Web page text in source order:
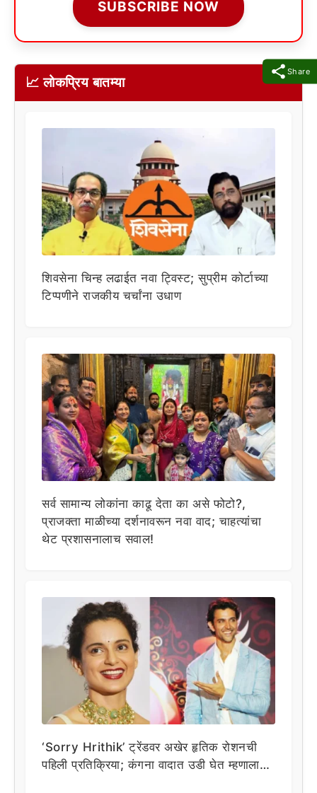
Share
SUBSCRIBE NOW
📈 लोकप्रिय बातम्या
शिवसेना चिन्ह लढाईत नवा ट्विस्ट; सुप्रीम कोर्टाच्या
टिप्पणीने राजकीय चर्चांना उधाण
सर्व सामान्य लोकांना काढू देता का असे फोटो?,
प्राजक्ता माळीच्या दर्शनावरून नवा वाद; चाहत्यांचा
थेट प्रशासनालाच सवाल!
‘Sorry Hrithik’ ट्रेंडवर अखेर हृतिक रोशनची
पहिली प्रतिक्रिया; कंगना वादात उडी घेत म्हणाला…